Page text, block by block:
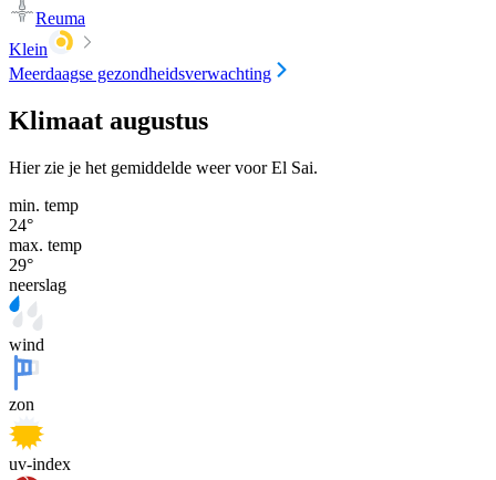
Reuma
Klein
Meerdaagse gezondheidsverwachting
Klimaat augustus
Hier zie je het gemiddelde weer voor El Sai.
min. temp
24°
max. temp
29°
neerslag
wind
zon
uv-index